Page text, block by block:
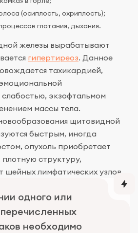
(осиплость, охриплость);
глотания, дыхания.
железы вырабатывают
гипертиреоз. Данное
тахикардией,
экзофтальмом
массы тела.
щитовидной
быстрым, иногда
опухоль приобретает
структуру,
лимфатических узлов.
одного или
необходимо